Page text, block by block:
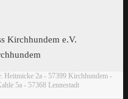
Kirchhundem e.V.
Heitmicke 2a - 57399 Kirchhundem -
5a - 57368 Lennestadt